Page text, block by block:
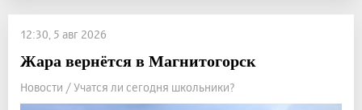
12:30, 5 авг 2026
Жара вернётся в Магнитогорск
Новости / Учатся ли сегодня школьники?